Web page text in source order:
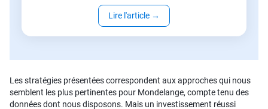
Lire l'article →
Les stratégies présentées correspondent aux approches qui nous
semblent les plus pertinentes pour Mondelange, compte tenu des
données dont nous disposons. Mais un investissement réussi